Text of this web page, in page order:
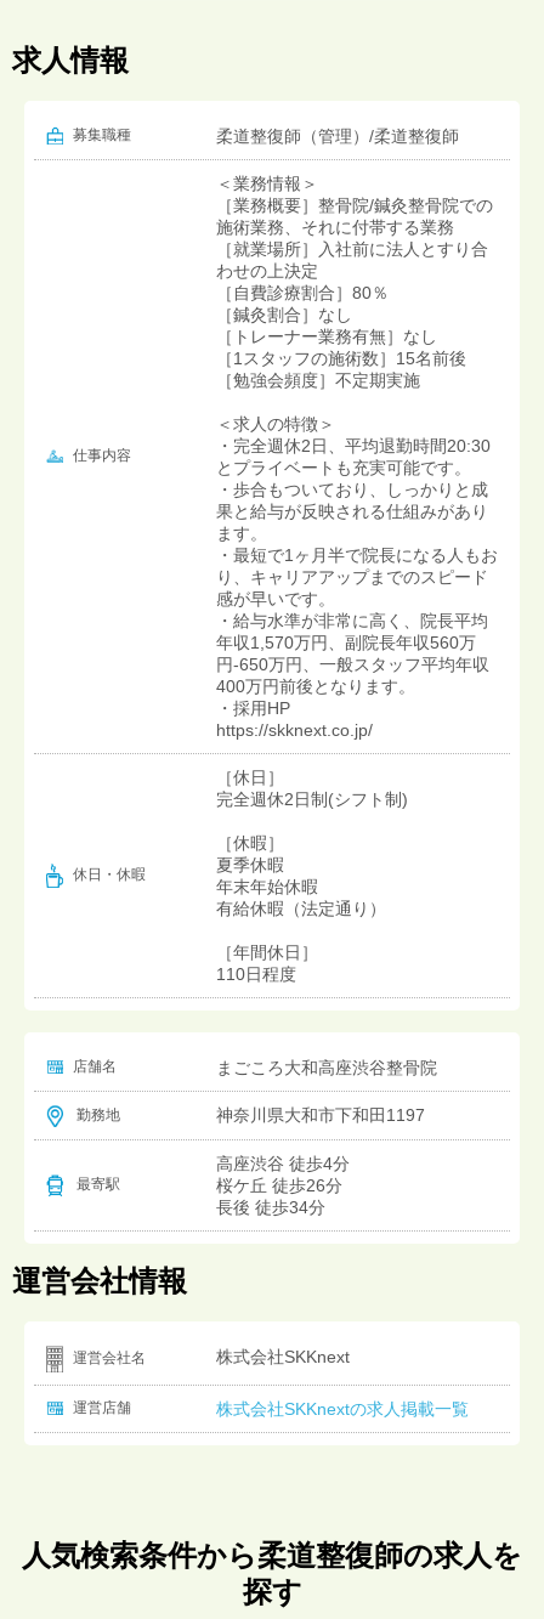
求人情報
募集職種 柔道整復師（管理）/柔道整復師
仕事内容
＜業務情報＞
［業務概要］整骨院/鍼灸整骨院での
施術業務、それに付帯する業務
［就業場所］入社前に法人とすり合
わせの上決定
［自費診療割合］80％
［鍼灸割合］なし
［トレーナー業務有無］なし
［1スタッフの施術数］15名前後
［勉強会頻度］不定期実施
＜求人の特徴＞
・完全週休2日、平均退勤時間20:30
とプライベートも充実可能です。
・歩合もついており、しっかりと成
果と給与が反映される仕組みがあり
ます。
・最短で1ヶ月半で院長になる人もお
り、キャリアアップまでのスピード
感が早いです。
・給与水準が非常に高く、院長平均
年収1,570万円、副院長年収560万
円-650万円、一般スタッフ平均年収
400万円前後となります。
・採用HP
https://skknext.co.jp/
休日・休暇
［休日］
完全週休2日制(シフト制)
［休暇］
夏季休暇
年末年始休暇
有給休暇（法定通り）
［年間休日］
110日程度
店舗名 まごころ大和高座渋谷整骨院
勤務地 神奈川県大和市下和田1197
最寄駅
高座渋谷 徒歩4分
桜ケ丘 徒歩26分
長後 徒歩34分
運営会社情報
運営会社名 株式会社SKKnext
運営店舗 株式会社SKKnextの求人掲載一覧
人気検索条件から柔道整復師の求人を
探す